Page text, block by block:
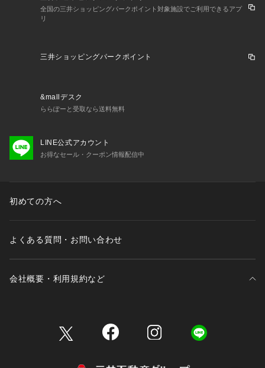
全国の三井ショッピングパークポイント対象施設でご利用できるアプ
リ
三井ショッピングパークポイント
&mallデスク
ららぽーと受取なら送料無料
LINE公式アカウント
お得なセール・クーポン情報配信中
初めての方へ
よくある質問・お問い合わせ
会社概要・利用規約など